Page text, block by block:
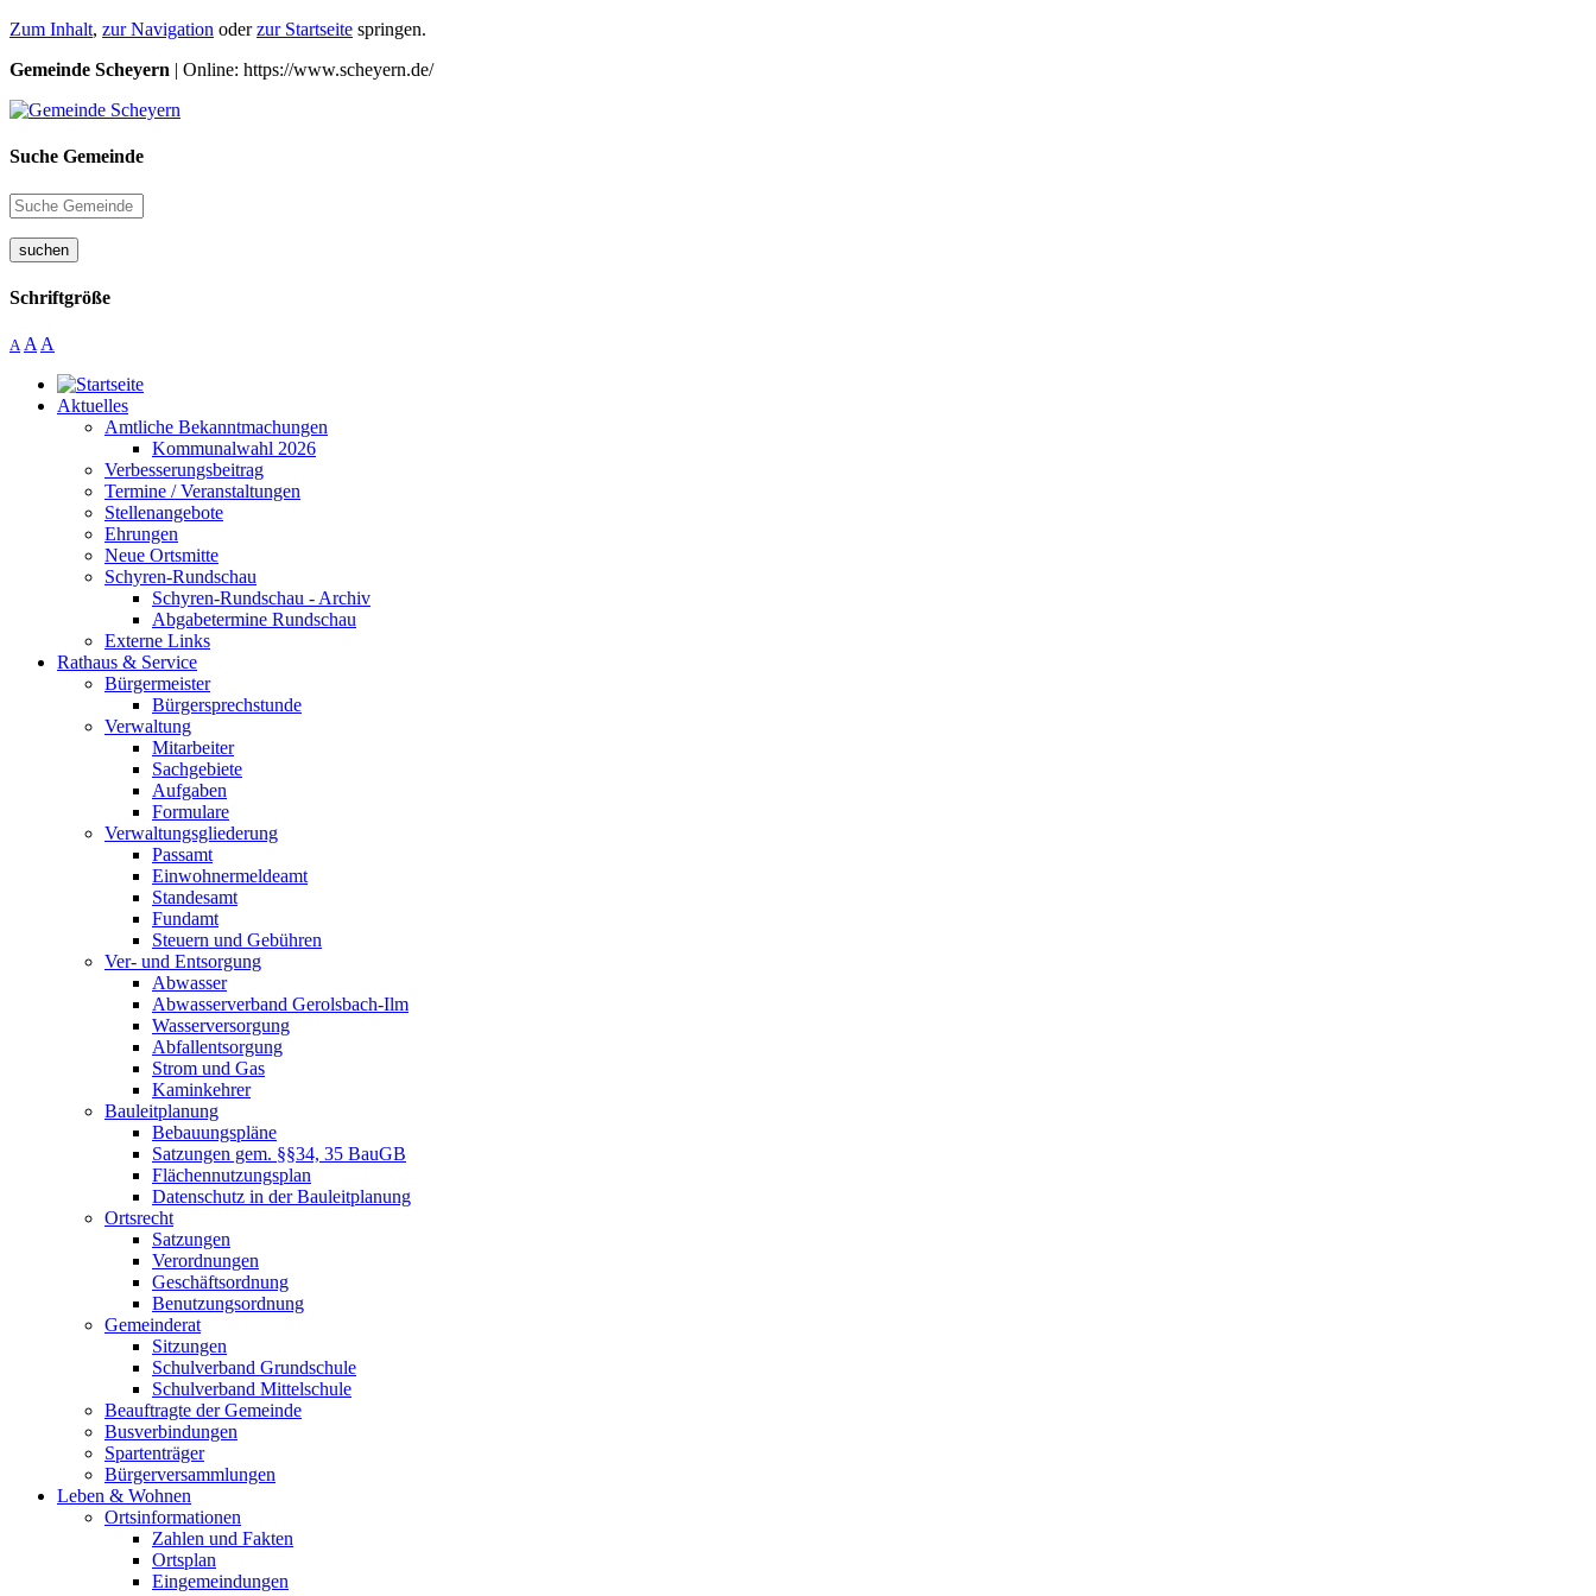
Zum Inhalt, zur Navigation oderzur Startseite springen.
Gemeinde Scheyern | Online: https://www.scheyern.de/
Suche Gemeinde
suchen
Schriftgröße
A A A
Aktuelles
Amtliche Bekanntmachungen
Kommunalwahl 2026
Verbesserungsbeitrag
Termine / Veranstaltungen
Stellenangebote
Ehrungen
Neue Ortsmitte
Schyren-Rundschau
Schyren-Rundschau - Archiv
Abgabetermine Rundschau
Externe Links
Rathaus & Service
Bürgermeister
Bürgersprechstunde
Verwaltung
Mitarbeiter
Sachgebiete
Aufgaben
Formulare
Verwaltungsgliederung
Passamt
Einwohnermeldeamt
Standesamt
Fundamt
Steuern und Gebühren
Ver- und Entsorgung
Abwasser
Abwasserverband Gerolsbach-Ilm
Wasserversorgung
Abfallentsorgung
Strom und Gas
Kaminkehrer
Bauleitplanung
Bebauungspläne
Satzungen gem. §§34, 35 BauGB
Flächennutzungsplan
Datenschutz in der Bauleitplanung
Ortsrecht
Satzungen
Verordnungen
Geschäftsordnung
Benutzungsordnung
Gemeinderat
Sitzungen
Schulverband Grundschule
Schulverband Mittelschule
Beauftragte der Gemeinde
Busverbindungen
Spartenträger
Bürgerversammlungen
Leben & Wohnen
Ortsinformationen
Zahlen und Fakten
Ortsplan
Eingemeindungen